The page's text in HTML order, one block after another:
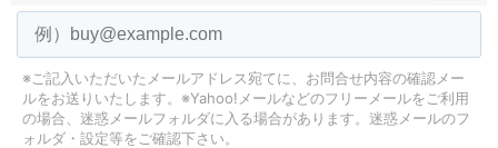
※ご記入いただいたメールアドレス宛てに、お問合せ内容の確認メー
ルをお送りいたします。 ※Yahoo!メールなどのフリーメールをご利用
の場合、迷惑メールフォルダに入る場合があります。 迷惑メールのフ
ォルダ・設定等をご確認下さい。